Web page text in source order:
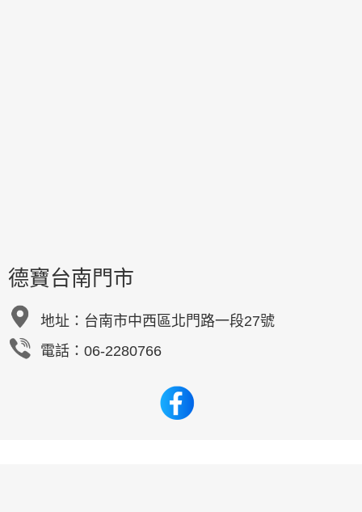
德寶台南門市
地址： 台南市中西區北門路一段27號
電話：06-2280766